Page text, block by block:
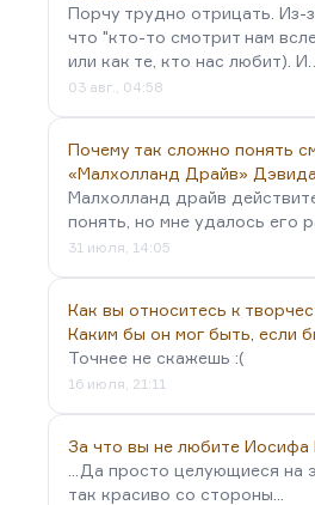
Порчу трудно отрицать. Из-
что "кто-то смотрит нам
или как те, кто нас любит). И…
03 авг., 04:58
Почему так сложно понять
«Малхолланд Драйв»
Малхолланд драйв
понять, но мне удалось его
31 июля, 14:05
Как вы относитесь к
Каким бы он мог быть, если
Точнее не скажешь :(
16 июля, 21:11
За что вы не любите Иосифа
...Да просто целующиеся на
так красиво со стороны...